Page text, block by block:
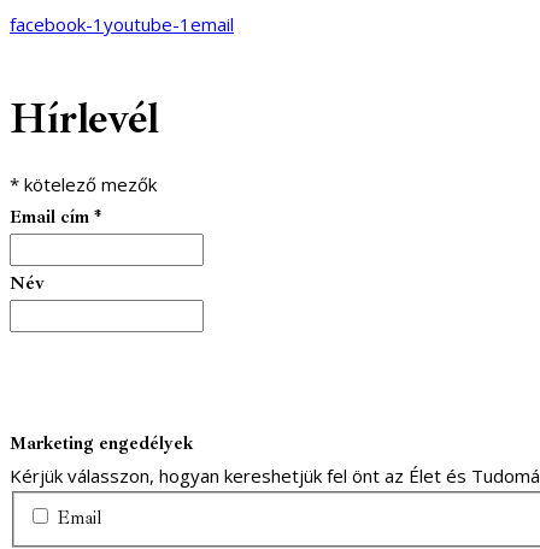
facebook-1 youtube-1 email
Hírlevél
* kötelező mezők
Email cím *
Név
Marketing engedélyek
Kérjük válasszon, hogyan kereshetjük fel önt az Élet és
Email